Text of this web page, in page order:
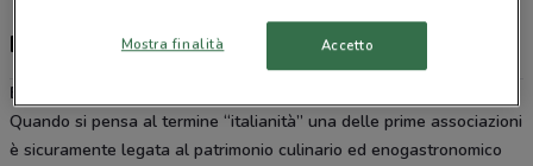
Barilla, offerte e negozi
Barilla: un simbolo del cibo italiano
Quando si pensa al termine “italianità” una delle prime associazioni
è sicuramente legata al patrimonio culinario ed enogastronomico
Mostra finalità Accetto